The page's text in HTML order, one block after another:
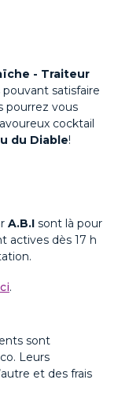
- Traiteur
satisfaire
pourrez vous
cocktail
du Diable!
A.B.I sont là pour
actives dès 17 h
.
sont
Leurs
et des frais